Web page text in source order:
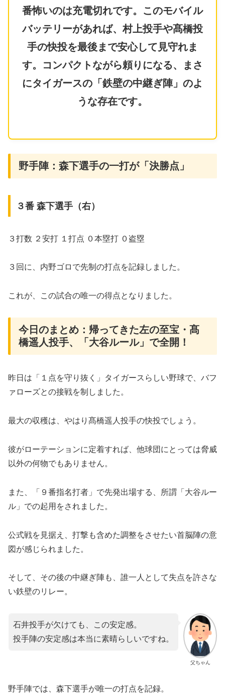
番怖いのは充電切れです。このモバイル
バッテリーがあれば、村上投手や髙橋投
手の快投を最後まで安心して見守れま
す。コンパクトながら頼りになる、まさ
にタイガースの「鉄壁の中継ぎ陣」のよ
うな存在です。
野手陣：森下選手の一打が「決勝点」
​３番 森下選手（右）
３打数 ２安打 １打点 ０本塁打 ０盗塁
３回に、内野ゴロで先制の打点を記録しました。
これが、この試合の唯一の得点となりました。
​今日のまとめ​：帰ってきた左の至宝・髙
橋遥人投手、「大谷ルール」で全開！
​昨日は「１点を守り抜く」タイガースらしい野球で、バフ
ァローズとの接戦を制しました。
​最大の収穫は、やはり髙橋遥人投手の快投でしょう。
彼がローテーションに定着すれば、他球団にとっては脅威
以外の何物でもありません。
また、「９番指名打者」で先発出場する、所謂「大谷ルー
ル」での起用をされました。
公式戦を見据え、打撃も含めた調整をさせたい首脳陣の意
図が感じられました。
そして、その後の中継ぎ陣も、誰一人として失点を許さな
い鉄壁のリレー。
父ちゃん
石井投手が欠けても、この安定感。
投手陣の安定感は本当に素晴らしいですね。
​野手陣では、森下選手が唯一の打点を記録。